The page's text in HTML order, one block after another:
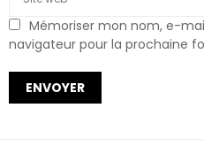
Mémoriser mon nom, e-
navigateur pour la prochaine